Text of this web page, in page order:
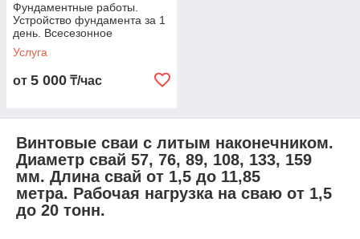
Фундаментные работы.
Устройство фундамента за 1
день. Всесезонное
строительство
быстровозводимых
Услуга
от 5 000 ₸/час
Винтовые сваи с литым наконечником.
Диаметр свай 57, 76, 89, 108, 133, 159
мм. Длина свай от 1,5 до 11,85
метра. Рабочая нагрузка на сваю от 1,5
до 20 тонн.